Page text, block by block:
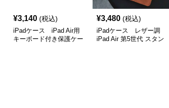
¥3,140 (税込)
iPadケース iPad Air用
キーボード付き保護ケー
¥3,480 (税込)
iPadケース レザー調
iPad Air 第5世代 スタン